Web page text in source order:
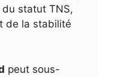
statut TNS,
de la stabilité
peut sous-